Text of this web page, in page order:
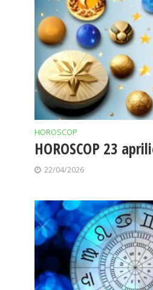
HOROSCOP
HOROSCOP 23
22/04/2026